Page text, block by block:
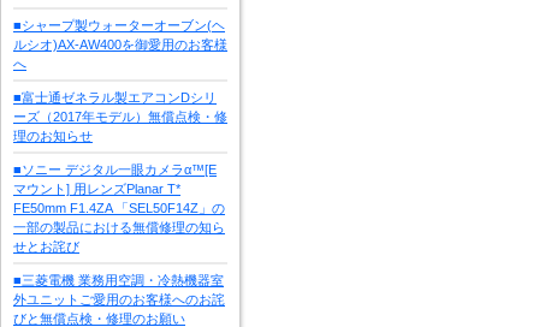
■シャープ製ウォーターオーブン(ヘ
ルシオ)AX-AW400を御愛用のお客様
へ
■富士通ゼネラル製エアコンDシリ
ーズ（2017年モデル）無償点検・修
理のお知らせ
■ソニー デジタル一眼カメラα™[E
マウント] 用レンズPlanar T*
FE50mm F1.4ZA 「SEL50F14Z」の
一部の製品における無償修理の知ら
せとお詫び
■三菱電機 業務用空調・冷熱機器室
外ユニットご愛用のお客様へのお詫
びと無償点検・修理のお願い